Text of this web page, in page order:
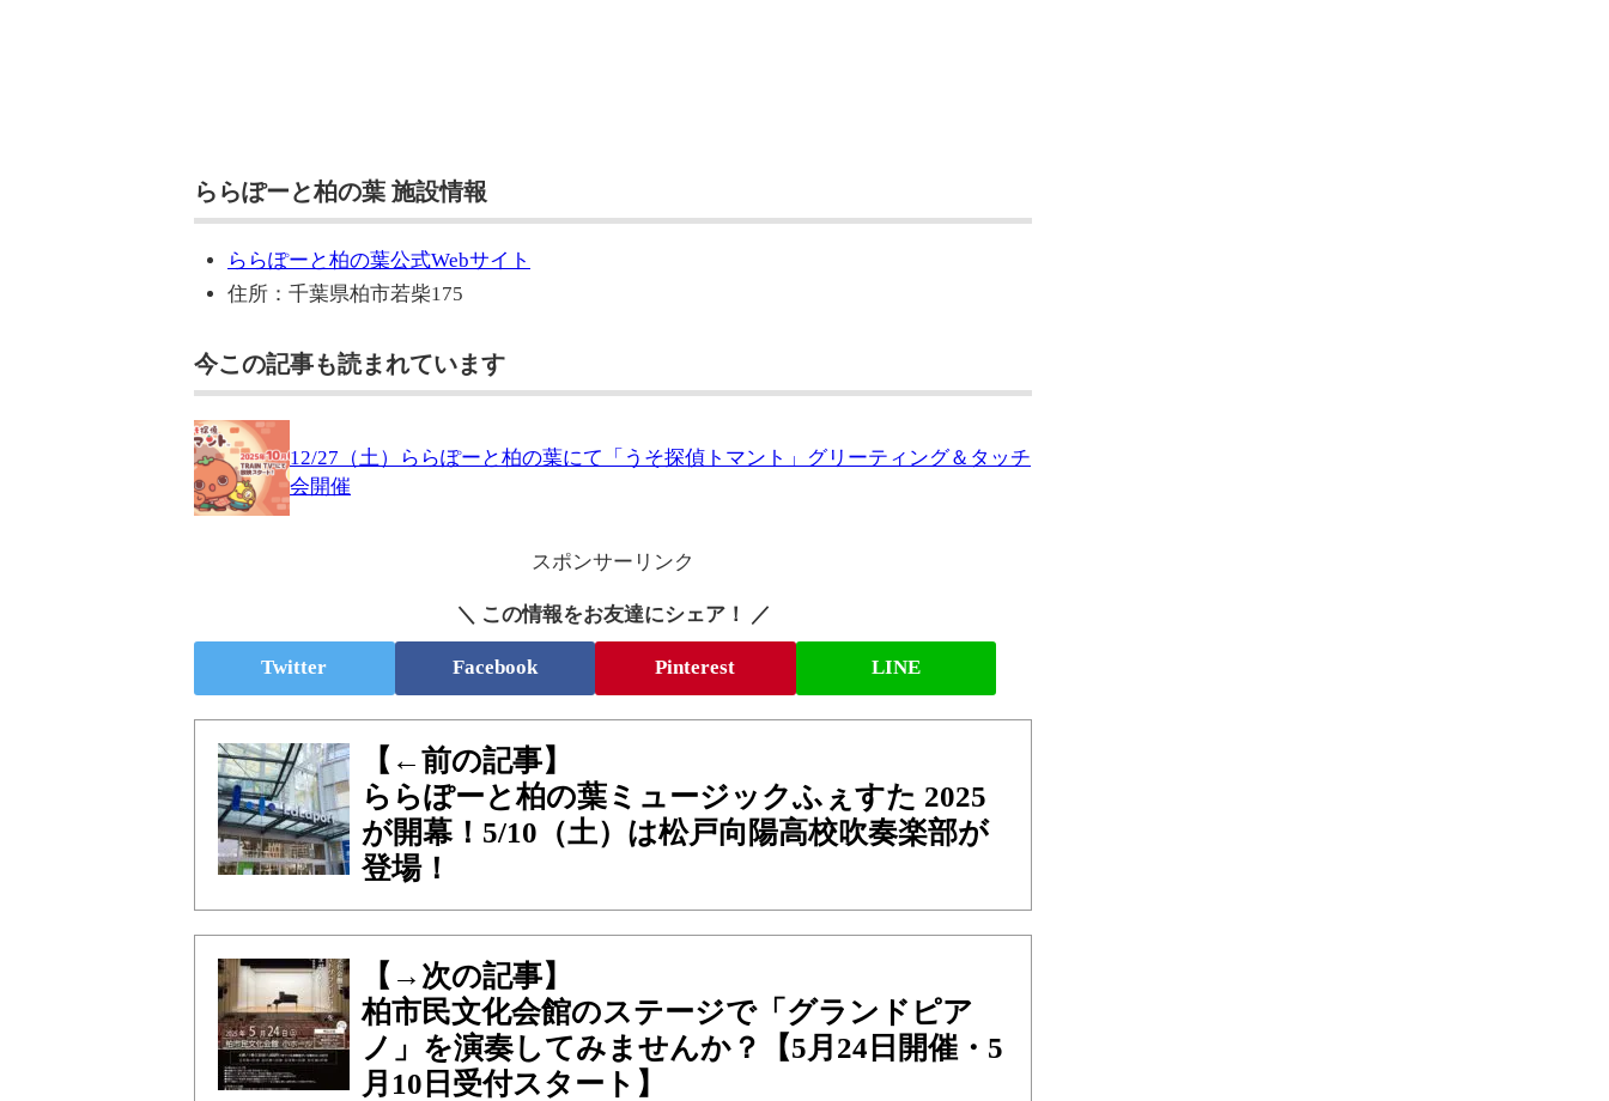
ららぽーと柏の葉 施設情報
ららぽーと柏の葉公式Webサイト
住所：千葉県柏市若柴175
今この記事も読まれています
12/27（土）ららぽーと柏の葉にて「うそ探偵トマント」グリーティング＆タッチ
会開催
スポンサーリンク
＼ この情報をお友達にシェア！ ／
Twitter Facebook Pinterest LINE
【←前の記事】
ららぽーと柏の葉ミュージックふぇすた 2025
が開幕！5/10（土）は松戸向陽高校吹奏楽部が
登場！
【→次の記事】
柏市民文化会館のステージで「グランドピア
ノ」を演奏してみませんか？【5月24日開催・5
月10日受付スタート】